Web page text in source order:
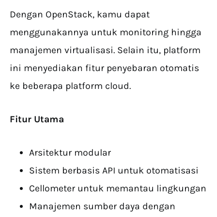
Dengan OpenStack, kamu dapat
menggunakannya untuk monitoring hingga
manajemen virtualisasi. Selain itu, platform
ini menyediakan fitur penyebaran otomatis
ke beberapa platform cloud.
Fitur Utama
Arsitektur modular
Sistem berbasis API untuk otomatisasi
Cellometer untuk memantau lingkungan
Manajemen sumber daya dengan